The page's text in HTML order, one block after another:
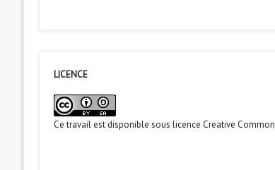
LICENCE
Ce travail est disponible sous licence Creative